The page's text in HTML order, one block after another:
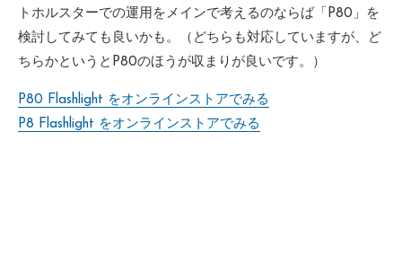
トホルスターでの運用をメインで考えるのならば「P80」を
検討してみても良いかも。（どちらも対応していますが、ど
ちらかというとP80のほうが収まりが良いです。）
P80 Flashlight をオンラインストアでみる
P8 Flashlight をオンラインストアでみる